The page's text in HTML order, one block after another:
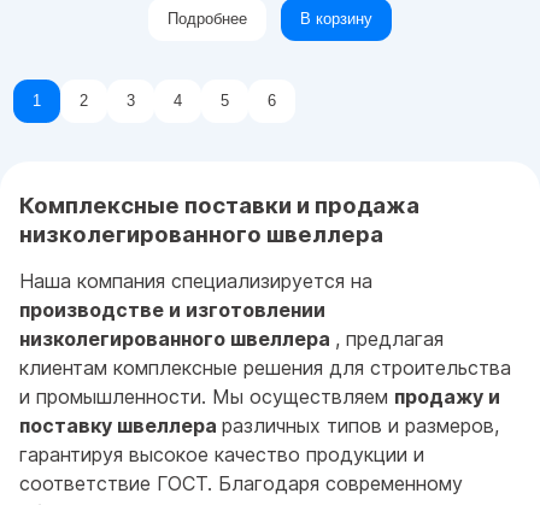
Подробнее В корзину
1 2 3 4 5 6
Комплексные поставки и продажа
низколегированного швеллера
Наша компания специализируется на
производстве и изготовлении
низколегированного швеллера , предлагая
клиентам комплексные решения для строительства
и промышленности. Мы осуществляем продажу и
поставку швеллера различных типов и размеров,
гарантируя высокое качество продукции и
соответствие ГОСТ. Благодаря современному